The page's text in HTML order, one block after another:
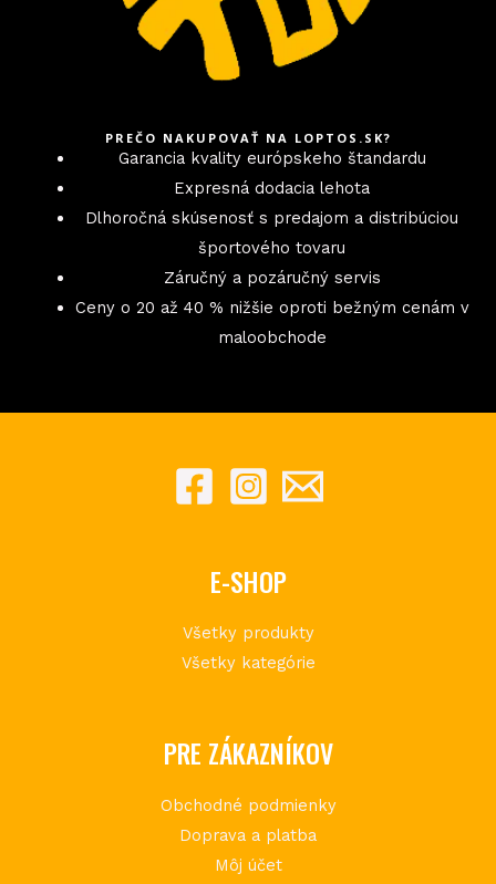
PREČO NAKUPOVAŤ NA LOPTOS.SK?
Garancia kvality európskeho štandardu
Expresná dodacia lehota
Dlhoročná skúsenosť s predajom a distribúciou
športového tovaru
Záručný a pozáručný servis
Ceny o 20 až 40 % nižšie oproti bežným cenám v
maloobchode
E-SHOP
Všetky produkty
Všetky kategórie
PRE ZÁKAZNÍKOV
Obchodné podmienky
Doprava a platba
Môj účet